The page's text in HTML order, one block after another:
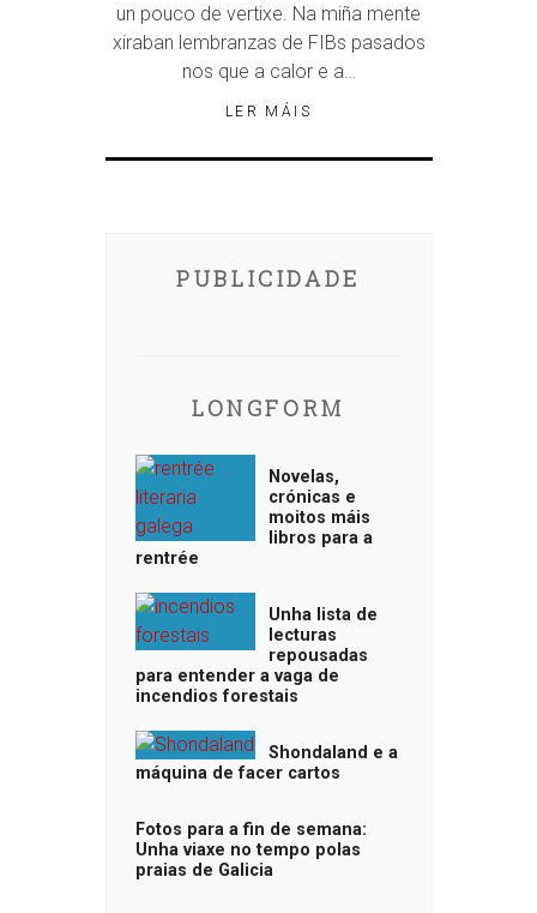
un pouco de vertixe. Na miña mente
xiraban lembranzas de FIBs pasados
nos que a calor e a…
LER MÁIS
PUBLICIDADE
LONGFORM
Novelas,
crónicas e
moitos máis
libros para a
rentrée
Unha lista de
lecturas
repousadas
para entender a vaga de
incendios forestais
Shondaland e a
máquina de facer cartos
Fotos para a fin de semana:
Unha viaxe no tempo polas
praias de Galicia